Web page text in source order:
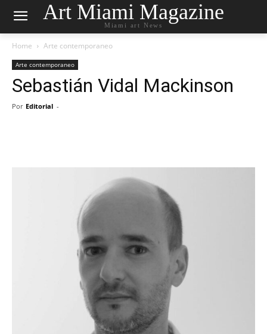
Art Miami Magazine
Miami art News
Home Arte contemporaneo
Arte contemporaneo
Sebastián Vidal Mackinson
Por Editorial -